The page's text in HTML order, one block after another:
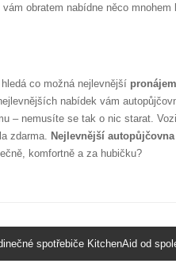
obratem nabídne něco mnohem
co možná nejlevnější
nabídek vám
– nemusíte se tak o nic starat.
zdarma. Nejlevnější autopůjčovna
komfortně a za hubičku?
spotřebiče KitchenAid od